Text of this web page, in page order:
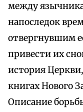
между
напоследок
отвергнувшим
привести их
история
книгах Нового
Описание